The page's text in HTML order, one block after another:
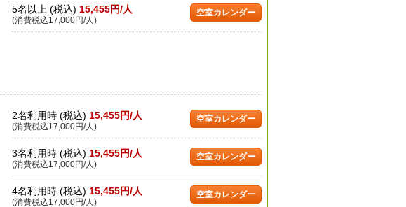
5名以上 (税込) 15,455円/人
(消費税込17,000円/人)
空室カレンダー
2名利用時 (税込) 15,455円/人
(消費税込17,000円/人)
空室カレンダー
3名利用時 (税込) 15,455円/人
(消費税込17,000円/人)
空室カレンダー
4名利用時 (税込) 15,455円/人
(消費税込17,000円/人)
空室カレンダー